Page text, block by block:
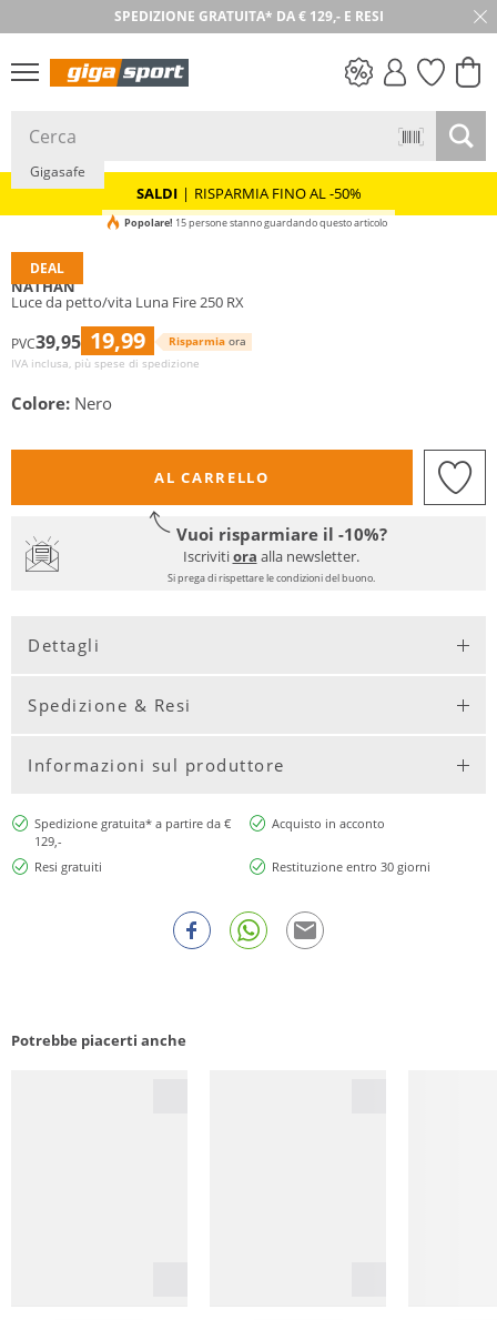
SPEDIZIONE GRATUITA* DA € 129,- E RESI
30 GIORNI DI RESO
SALDI
SALDI | RISPARMIA FINO AL -50%
DEAL
Gigasafe
Popolare! 15 persone stanno guardando questo articolo
NATHAN
Luce da petto/vita Luna Fire 250 RX
PVC39,95 19,99 Risparmia ora
IVA inclusa, più spese di spedizione
Colore: Nero
AL CARRELLO
Vuoi risparmiare il -10%?
Iscrivitiora alla newsletter.
Si prega di rispettare le condizioni del buono.
Dettagli
Spedizione & Resi
Informazioni sul produttore
Spedizione gratuita* a partire da €
129,-
Acquisto in acconto
Resi gratuiti Restituzione entro 30 giorni
Potrebbe piacerti anche